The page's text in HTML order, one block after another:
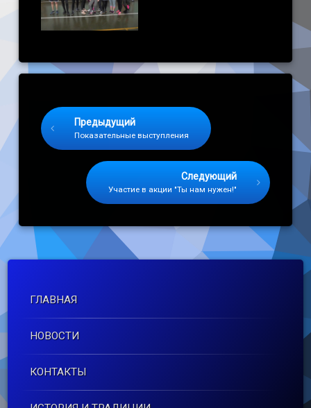
Предыдущий
Показательные выступления
Следующий
Участие в акции "Ты нам нужен!"
ГЛАВНАЯ
НОВОСТИ
КОНТАКТЫ